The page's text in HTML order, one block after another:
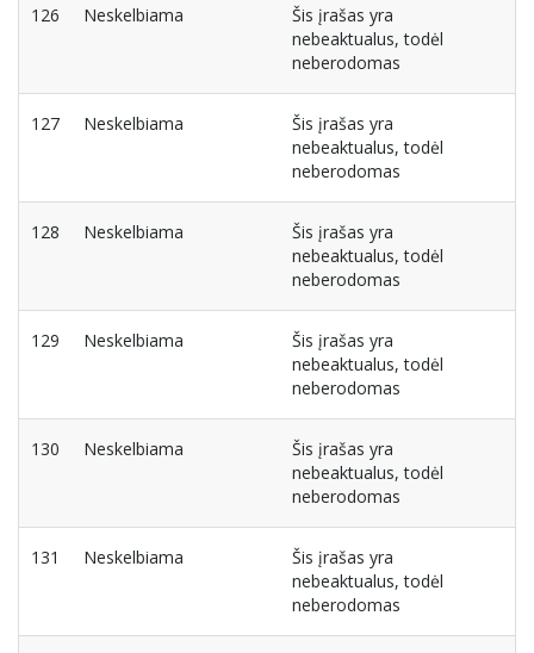
126 Neskelbiama
Šis įrašas yra
nebeaktualus, todėl
neberodomas
127 Neskelbiama
Šis įrašas yra
nebeaktualus, todėl
neberodomas
128 Neskelbiama
Šis įrašas yra
nebeaktualus, todėl
neberodomas
129 Neskelbiama
Šis įrašas yra
nebeaktualus, todėl
neberodomas
130 Neskelbiama
Šis įrašas yra
nebeaktualus, todėl
neberodomas
131 Neskelbiama
Šis įrašas yra
nebeaktualus, todėl
neberodomas